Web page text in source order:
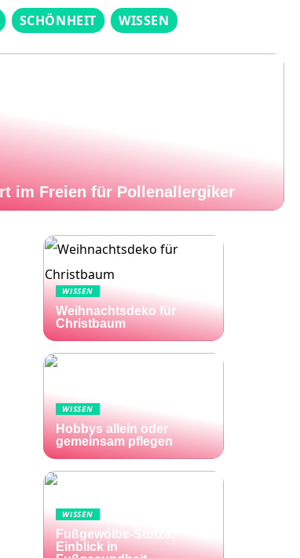
SCHÖNHEIT WISSEN
im Freien für Pollenallergiker
WISSEN
Weihnachtsdeko für
Christbaum
WISSEN
Hobbys allein oder
gemeinsam pflegen
WISSEN
Fußgewölbe-Stütze:
Einblick in